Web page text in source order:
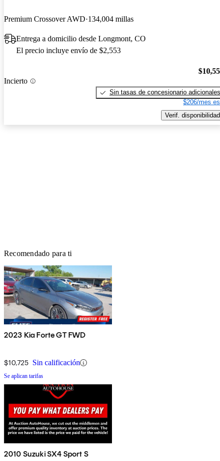
Premium Crossover AWD 134,004 millas
Entrega a domicilio desde Longmont, CO
El precio incluye envío de $2,553
Incierto
Sin tasas de concesionario adicionales
$206/mes
Verif. disponibilidad
Recomendado para ti
2023 Kia Forte GT FWD
$10,725 Sin calificación
Se aplican tarifas
2010 Suzuki SX4 Sport S